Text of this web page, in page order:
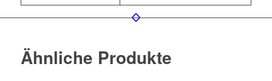
Ähnliche Produkte